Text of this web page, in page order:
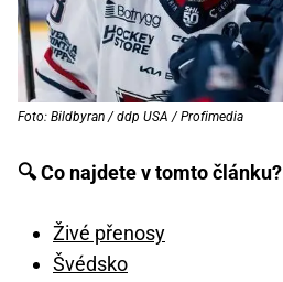
Foto: Bildbyran / ddp USA / Profimedia
🔍 Co najdete v tomto článku?
Živé přenosy
Švédsko